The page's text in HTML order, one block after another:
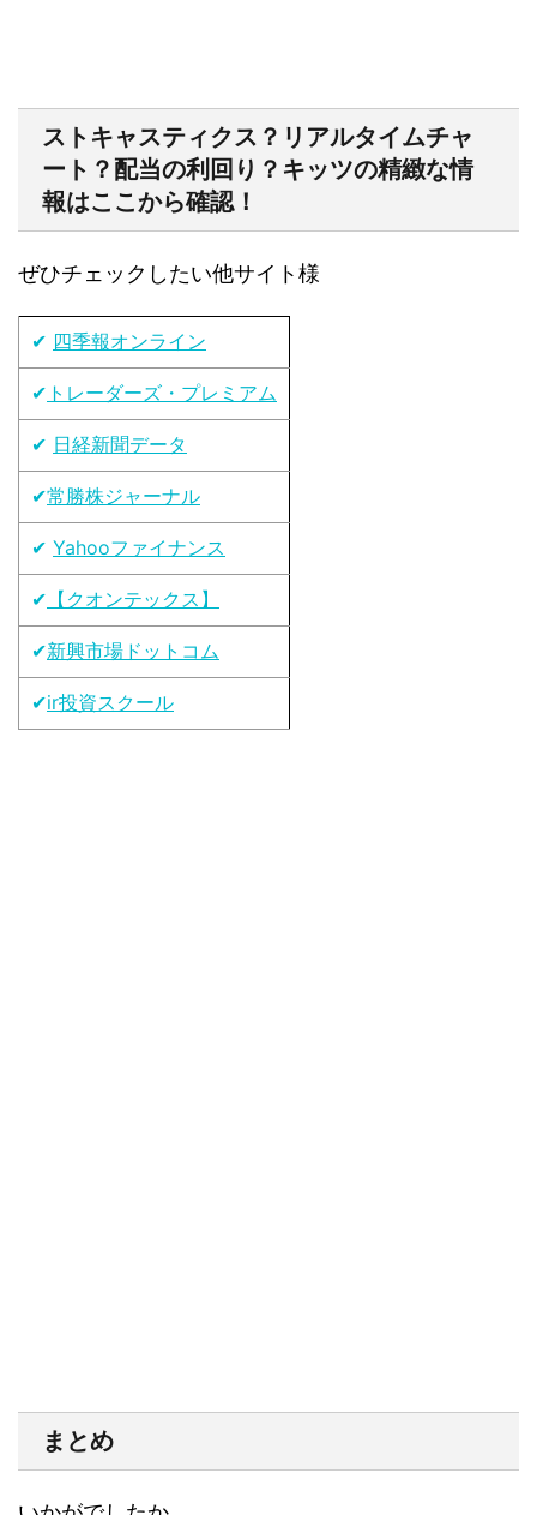
ストキャスティクス？リアルタイムチャ
ート？配当の利回り？キッツの精緻な情
報はここから確認！
ぜひチェックしたい他サイト様
✔ 四季報オンライン
✔ トレーダーズ・プレミアム
✔ 日経新聞データ
✔常勝株ジャーナル
✔ Yahooファイナンス
✔ 【クオンテックス】
✔新興市場ドットコム
✔ir投資スクール
まとめ